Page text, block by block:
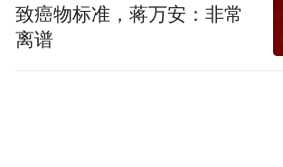
致癌物标准，蒋万安：非常
离谱